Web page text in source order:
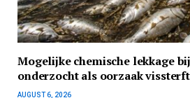
Mogelijke chemische lekkage
onderzocht als oorzaak
AUGUST 6, 2026